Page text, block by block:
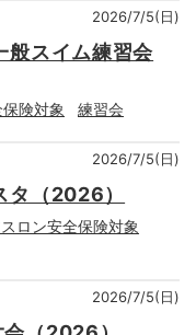
2026/7/5(日)
般スイム練習会
険対象 練習会
2026/7/5(日)
タ（2026）
スロン安全保険対象
2026/7/5(日)